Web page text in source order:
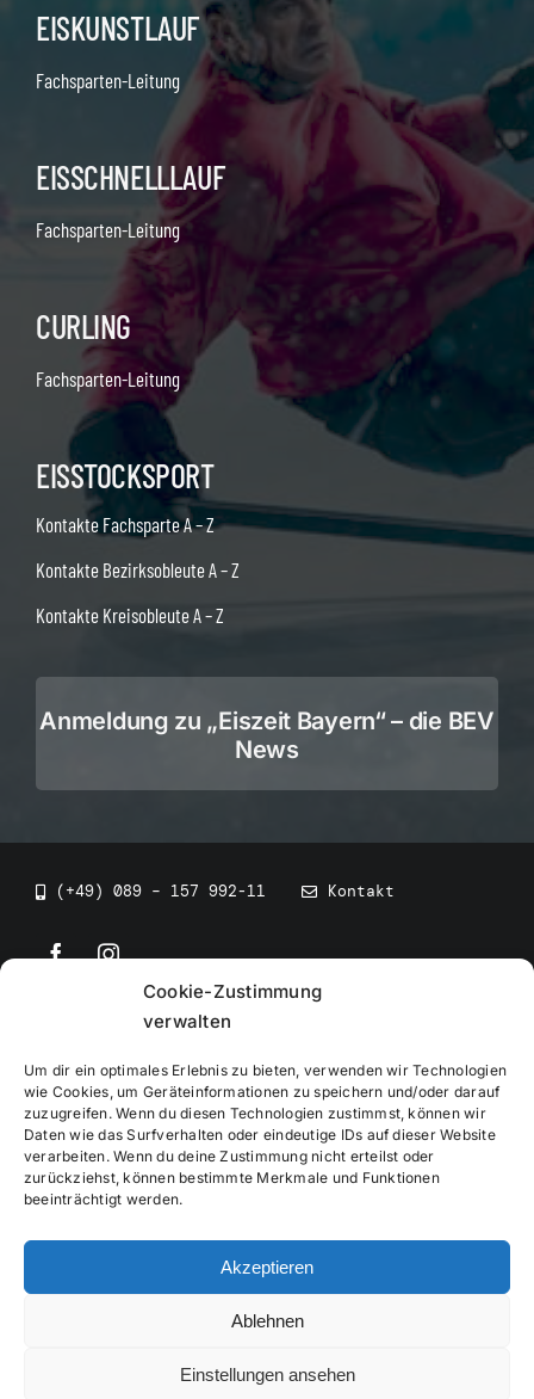
Cookie-Zustimmung
verwalten
Um dir ein optimales Erlebnis zu bieten, verwenden wir Technologien
wie Cookies, um Geräteinformationen zu speichern und/oder darauf
zuzugreifen. Wenn du diesen Technologien zustimmst, können wir
Daten wie das Surfverhalten oder eindeutige IDs auf dieser Website
verarbeiten. Wenn du deine Zustimmung nicht erteilst oder
zurückziehst, können bestimmte Merkmale und Funktionen
beeinträchtigt werden.
Akzeptieren
Ablehnen
Einstellungen ansehen
EISKUNSTLAUF
Fachsparten-Leitung
EISSCHNELLLAUF
Fachsparten-Leitung
CURLING
Fachsparten-Leitung
EISSTOCKSPORT
Kontakte Fachsparte A – Z
Kontakte Bezirksobleute A – Z
Kontakte Kreisobleute A – Z
Anmeldung zu „Eiszeit Bayern“ – die BEV
News
(+49) 089 – 157 992-11 Kontakt
• BEV Bayerischer Eissportverband
Impressum
Datenschutzerklärung